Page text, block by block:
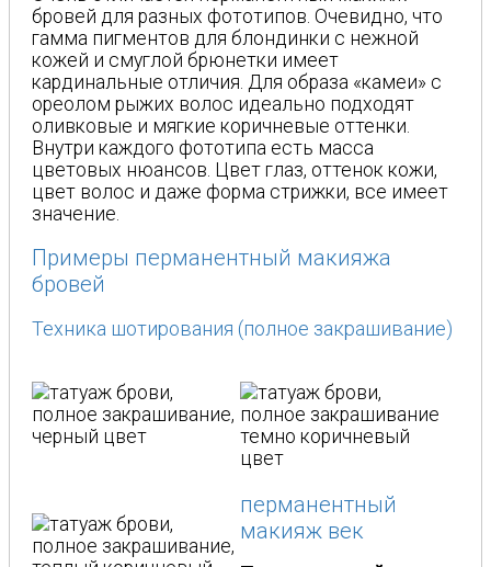
бровей для разных фототипов. Очевидно, что
гамма пигментов для блондинки с нежной
кожей и смуглой брюнетки имеет
кардинальные отличия. Для образа «камеи» с
ореолом рыжих волос идеально подходят
оливковые и мягкие коричневые оттенки.
Внутри каждого фототипа есть масса
цветовых нюансов. Цвет глаз, оттенок кожи,
цвет волос и даже форма стрижки, все имеет
значение.
Примеры перманентный макияжа
бровей
Техника шотирования (полное закрашивание)
перманентный
макияж век